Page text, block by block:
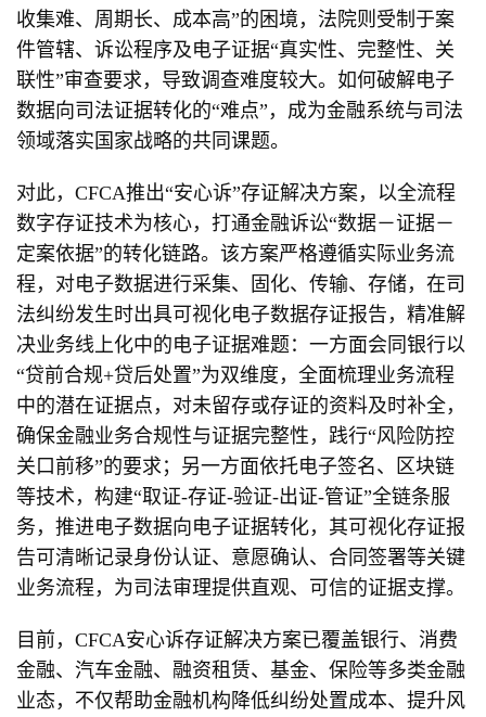
收集难、周期长、成本高”的困境，法院则受制于案
件管辖、诉讼程序及电子证据“真实性、完整性、关
联性”审查要求，导致调查难度较大。如何破解电子
数据向司法证据转化的“难点”，成为金融系统与司法
领域落实国家战略的共同课题。
对此，CFCA推出“安心诉”存证解决方案，以全流程
数字存证技术为核心，打通金融诉讼“数据－证据－
定案依据”的转化链路。该方案严格遵循实际业务流
程，对电子数据进行采集、固化、传输、存储，在司
法纠纷发生时出具可视化电子数据存证报告，精准解
决业务线上化中的电子证据难题：一方面会同银行以
“贷前合规+贷后处置”为双维度，全面梳理业务流程
中的潜在证据点，对未留存或存证的资料及时补全，
确保金融业务合规性与证据完整性，践行“风险防控
关口前移”的要求；另一方面依托电子签名、区块链
等技术，构建“取证-存证-验证-出证-管证”全链条服
务，推进电子数据向电子证据转化，其可视化存证报
告可清晰记录身份认证、意愿确认、合同签署等关键
业务流程，为司法审理提供直观、可信的证据支撑。
目前，CFCA安心诉存证解决方案已覆盖银行、消费
金融、汽车金融、融资租赁、基金、保险等多类金融
业态，不仅帮助金融机构降低纠纷处置成本、提升风